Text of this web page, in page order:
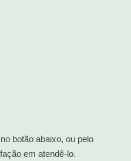
botão abaixo, ou pelo
em atendê-lo.